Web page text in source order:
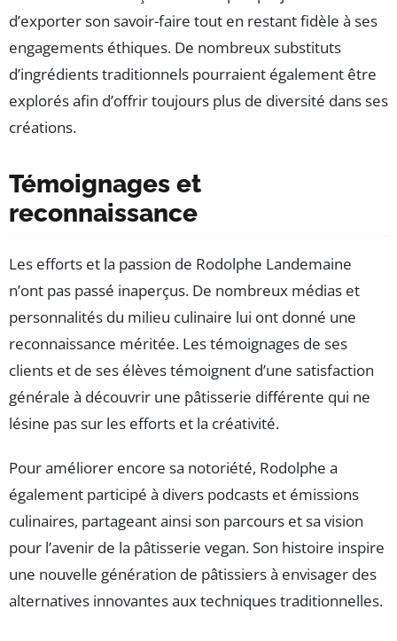
d’exporter son savoir-faire tout en restant fidèle à ses
engagements éthiques. De nombreux substituts
d’ingrédients traditionnels pourraient également être
explorés afin d’offrir toujours plus de diversité dans ses
créations.
Témoignages et
reconnaissance
Les efforts et la passion de Rodolphe Landemaine
n’ont pas passé inaperçus. De nombreux médias et
personnalités du milieu culinaire lui ont donné une
reconnaissance méritée. Les témoignages de ses
clients et de ses élèves témoignent d’une satisfaction
générale à découvrir une pâtisserie différente qui ne
lésine pas sur les efforts et la créativité.
Pour améliorer encore sa notoriété, Rodolphe a
également participé à divers podcasts et émissions
culinaires, partageant ainsi son parcours et sa vision
pour l’avenir de la pâtisserie vegan. Son histoire inspire
une nouvelle génération de pâtissiers à envisager des
alternatives innovantes aux techniques traditionnelles.